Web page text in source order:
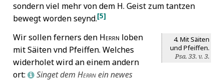
sondern viel mehr von dem H. Geist zum tantzen
bewegt worden seynd.[5]
4. Mit Säiten
und Pfeiffen.
Psa. 33. v. 3.
Wir sollen ferners den Herrn loben
mit Säiten vnd Pfeiffen. Welches
widerholet wird an einem andern
ort: L Singet dem Herrnein newes